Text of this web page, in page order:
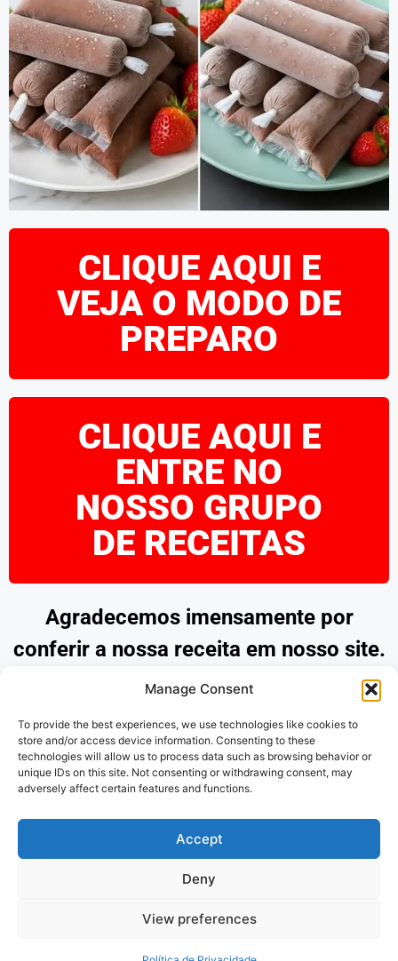
Manage Consent
To provide the best experiences, we use technologies like cookies to
store and/or access device information. Consenting to these
technologies will allow us to process data such as browsing behavior or
unique IDs on this site. Not consenting or withdrawing consent, may
adversely affect certain features and functions.
Accept
Deny
View preferences
CLIQUE AQUI E
VEJA O MODO DE
PREPARO
CLIQUE AQUI E
ENTRE NO
NOSSO GRUPO
DE RECEITAS
Agradecemos imensamente por
conferir a nossa receita em nosso site.
Esperamos que tenha encontrado
pratos deliciosos. Continue explorando
as nossas opções e desfrute de
Obrigado por nos acompanhar!
Politica de Privacidade